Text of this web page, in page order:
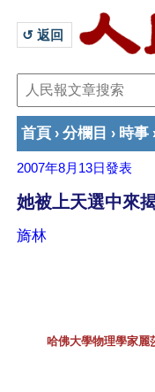
↺ 返回
首頁 › 分欄目 › 時事
2007年8月13日發表
她被上天選中來
旖林
哈佛大學物理學家麗